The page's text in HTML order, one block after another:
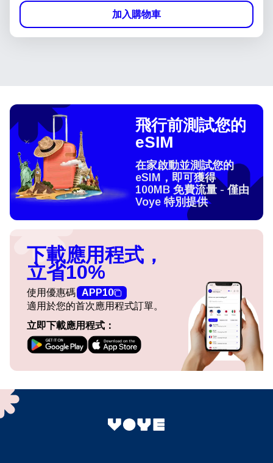
加入購物車
飛行前測試您的
eSIM
在家啟動並測試您的
eSIM，即可獲得
100MB 免費流量 - 僅由
Voye 特別提供
下載應用程式，
立省10%
使用優惠碼 APP10
適用於您的首次應用程式訂單。
立即下載應用程式：